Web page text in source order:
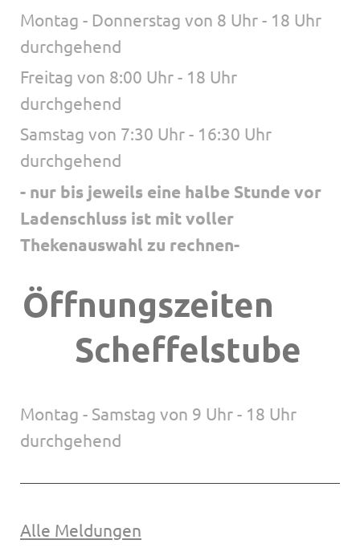
Montag - Donnerstag von 8 Uhr - 18 Uhr
durchgehend
Freitag von 8:00 Uhr - 18 Uhr
durchgehend
Samstag von 7:30 Uhr - 16:30 Uhr
durchgehend
- nur bis jeweils eine halbe Stunde vor
Ladenschluss ist mit voller
Thekenauswahl zu rechnen-
Öffnungszeiten
Scheffelstube
Montag - Samstag von 9 Uhr - 18 Uhr
durchgehend
Alle Meldungen